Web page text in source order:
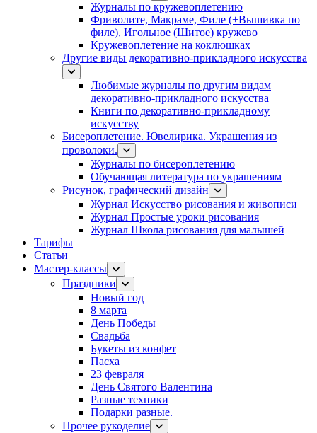
Журналы по кружевоплетению
Фриволите, Макраме, Филе (+Вышивка по
филе), Игольное (Шитое) кружево
Кружевоплетение на коклюшках
Другие виды декоративно-прикладного искусства
Любимые журналы по другим видам
декоративно-прикладного искусства
Книги по декоративно-прикладному
искусству
Бисероплетение. Ювелирика. Украшения из
проволоки.
Журналы по бисероплетению
Обучающая литература по украшениям
Рисунок, графический дизайн
Журнал Искусство рисования и живописи
Журнал Простые уроки рисования
Журнал Школа рисования для малышей
Тарифы
Статьи
Мастер-классы
Праздники
Новый год
8 марта
День Победы
Свадьба
Букеты из конфет
Пасха
23 февраля
День Святого Валентина
Разные техники
Подарки разные.
Прочее рукоделие